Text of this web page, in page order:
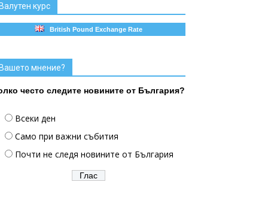
курс
British Pound Exchange Rate
мнение?
често следите новините от България?
Всеки ден
Само при важни събития
Почти не следя новините от България